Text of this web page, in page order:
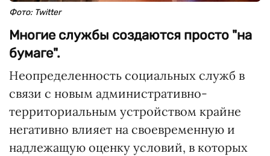
Фото: Twitter
Многие службы создаются просто "на
бумаге".
Неопределенность социальных служб в
связи с новым административно-
территориальным устройством крайне
негативно влияет на своевременную и
надлежащую оценку условий, в которых